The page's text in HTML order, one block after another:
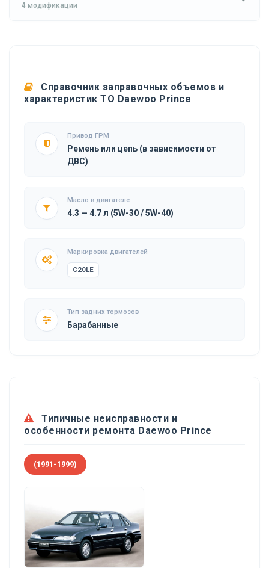
4 модификации
Справочник заправочных объемов и
характеристик ТО Daewoo Prince
Привод ГРМ
Ремень или цепь (в зависимости от
ДВС)
Масло в двигателе
4.3 — 4.7 л (5W-30 / 5W-40)
Маркировка двигателей
C20LE
Тип задних тормозов
Барабанные
Типичные неисправности и
особенности ремонта Daewoo Prince
(1991-1999)